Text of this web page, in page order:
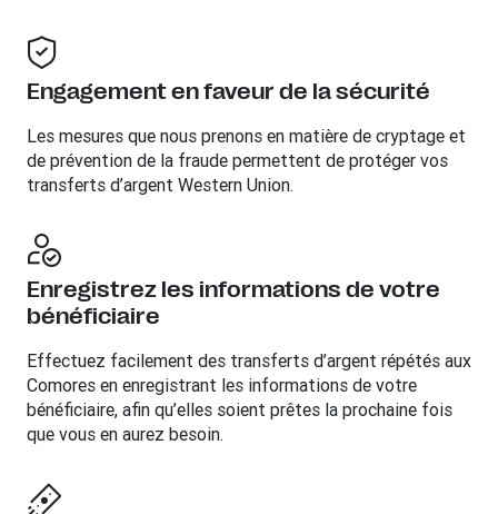
Engagement en faveur de la sécurité
Les mesures que nous prenons en matière de cryptage et
de prévention de la fraude permettent de protéger vos
transferts d’argent Western Union.
Enregistrez les informations de votre
bénéficiaire
Effectuez facilement des transferts d’argent répétés aux
Comores en enregistrant les informations de votre
bénéficiaire, afin qu’elles soient prêtes la prochaine fois
que vous en aurez besoin.